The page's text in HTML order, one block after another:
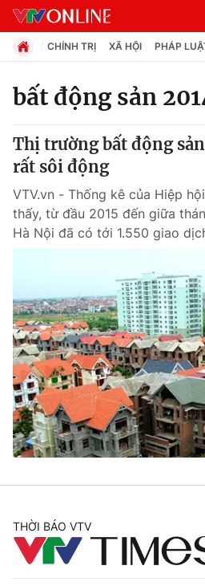
Chuyên mục
Chính trị
Xã hội
Pháp luật
Y tế
Thế giới
Tin tức
Thế giới đó đây
Câu chuyện quốc tế
Kinh tế
Tài chính
Thị trường
Góc doanh nghiệp
Dữ liệu và đời sống
Truyền hình
Phim VTV
Hậu trường
Giải trí
Điện ảnh
CHÍNH TRỊ XÃ HỘI PHÁP
bất động sản
Thị trường bất động
rất sôi động
VTV.vn - Thống kê của Hiệp
thấy, từ đầu 2015 đến giữa
Hà Nội đã có tới 1.550 giao
THỜI BÁO VTV